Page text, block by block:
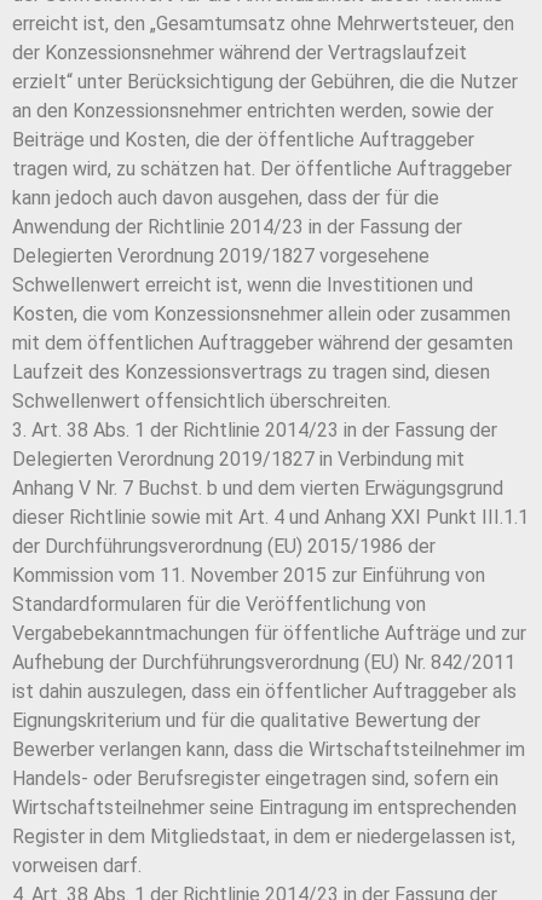
erreicht ist, den „Gesamtumsatz ohne Mehrwertsteuer, den
der Konzessionsnehmer während der Vertragslaufzeit
erzielt“ unter Berücksichtigung der Gebühren, die die Nutzer
an den Konzessionsnehmer entrichten werden, sowie der
Beiträge und Kosten, die der öffentliche Auftraggeber
tragen wird, zu schätzen hat. Der öffentliche Auftraggeber
kann jedoch auch davon ausgehen, dass der für die
Anwendung der Richtlinie 2014/23 in der Fassung der
Delegierten Verordnung 2019/1827 vorgesehene
Schwellenwert erreicht ist, wenn die Investitionen und
Kosten, die vom Konzessionsnehmer allein oder zusammen
mit dem öffentlichen Auftraggeber während der gesamten
Laufzeit des Konzessionsvertrags zu tragen sind, diesen
Schwellenwert offensichtlich überschreiten.
3. Art. 38 Abs. 1 der Richtlinie 2014/23 in der Fassung der
Delegierten Verordnung 2019/1827 in Verbindung mit
Anhang V Nr. 7 Buchst. b und dem vierten Erwägungsgrund
dieser Richtlinie sowie mit Art. 4 und Anhang XXI Punkt III.1.1
der Durchführungsverordnung (EU) 2015/1986 der
Kommission vom 11. November 2015 zur Einführung von
Standardformularen für die Veröffentlichung von
Vergabebekanntmachungen für öffentliche Aufträge und zur
Aufhebung der Durchführungsverordnung (EU) Nr. 842/2011
ist dahin auszulegen, dass ein öffentlicher Auftraggeber als
Eignungskriterium und für die qualitative Bewertung der
Bewerber verlangen kann, dass die Wirtschaftsteilnehmer im
Handels- oder Berufsregister eingetragen sind, sofern ein
Wirtschaftsteilnehmer seine Eintragung im entsprechenden
Register in dem Mitgliedstaat, in dem er niedergelassen ist,
vorweisen darf.
4. Art. 38 Abs. 1 der Richtlinie 2014/23 in der Fassung der